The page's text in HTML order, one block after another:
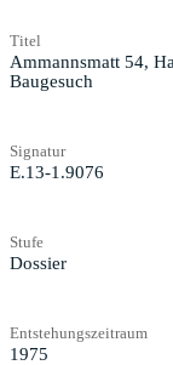
Titel
Ammannsmatt 54,
Baugesuch
Signatur
E.13-1.9076
Stufe
Dossier
Entstehungszeitraum
1975